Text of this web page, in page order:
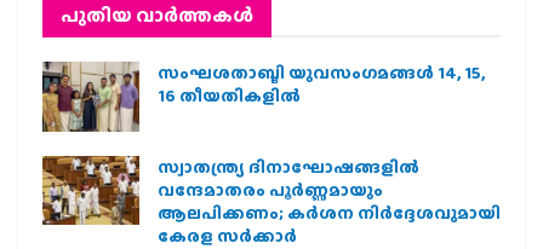
പുതിയ വാര്‍ത്തകള്‍
സംഘശതാബ്ദി യുവസംഗമങ്ങള്‍ 14, 15,
16 തീയതികളില്‍
സ്വാതന്ത്ര്യ ദിനാഘോഷങ്ങളിൽ
വന്ദേമാതരം പൂർണ്ണമായും
ആലപിക്കണം; കർശന നിർദ്ദേശവുമായി
കേരള സർക്കാർ